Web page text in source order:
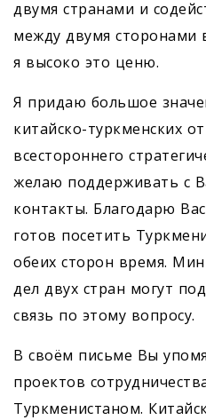
двумя странами и
между двумя сторонами
я высоко это ценю.
Я придаю большое
китайско-туркменских
всестороннего
желаю поддерживать с
контакты. Благодарю
готов посетить
обеих сторон время.
дел двух стран могут
связь по этому вопросу.
В своём письме Вы
проектов
Туркменистаном.